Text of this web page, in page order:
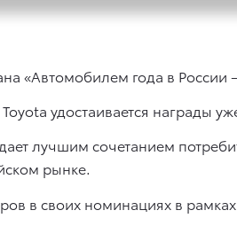
«Автомобилем года в
удостаивается награды
лучшим сочетанием
рынке.
в своих номинациях в